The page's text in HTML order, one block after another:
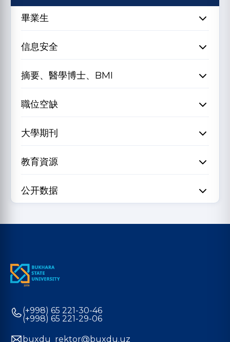
畢業生
信息安全
摘要、醫學博士、BMI
職位空缺
大學期刊
教育資源
公开数据
(+998) 65 221-30-46
(+998) 65 221-29-06
buxdu_rektor@buxdu.uz